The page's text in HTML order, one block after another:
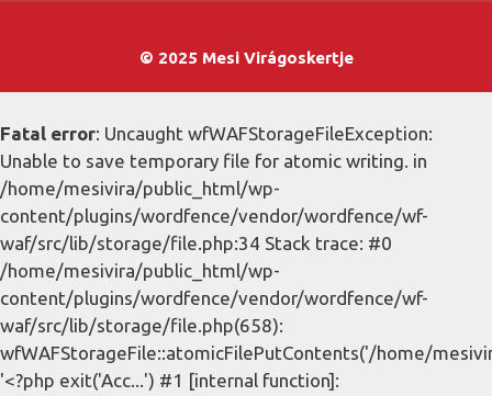
© 2025 Mesi Virágoskertje
Fatal error: Uncaught wfWAFStorageFileException:
Unable to save temporary file for atomic writing. in
/home/mesivira/public_html/wp-
content/plugins/wordfence/vendor/wordfence/wf-
waf/src/lib/storage/file.php:34 Stack trace: #0
/home/mesivira/public_html/wp-
content/plugins/wordfence/vendor/wordfence/wf-
waf/src/lib/storage/file.php(658):
wfWAFStorageFile::atomicFilePutContents('/home/
'<?php exit('Acc...') #1 [internal function]: